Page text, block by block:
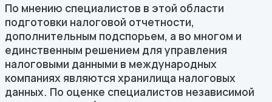
По мнению специалистов в этой области
подготовки налоговой отчетности,
дополнительным подспорьем, а во многом и
единственным решением для управления
налоговыми данными в международных
компаниях являются хранилища налоговых
данных. По оценке специалистов независимой